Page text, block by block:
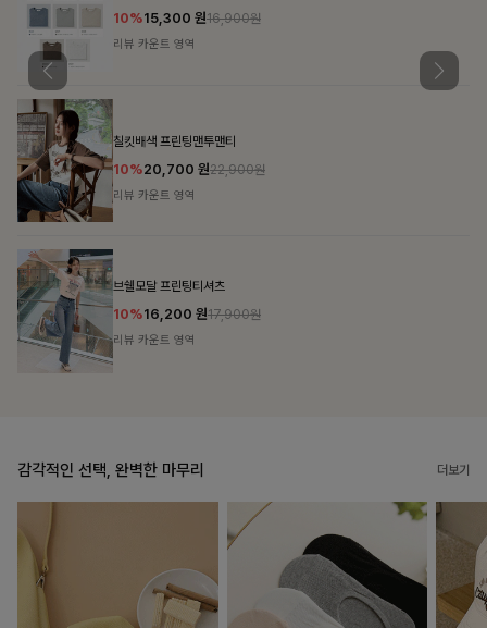
감각적인 선택, 완벽한 마무리 더보기